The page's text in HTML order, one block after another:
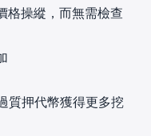
格操縱，而無需檢查
質押代幣獲得更多挖